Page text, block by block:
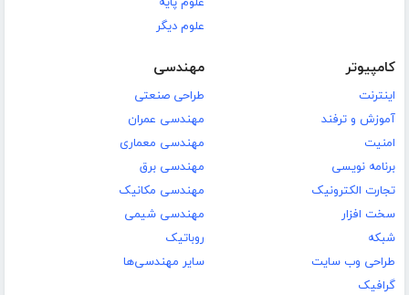
علوم دیگر
کامپیوتر
اینترنت
آموزش و ترفند
امنیت
برنامه نویسی
تجارت الکترونیک
سخت افزار
شبکه
طراحی وب سایت
گرافیک
مهندسی
طراحی صنعتی
مهندسی عمران
مهندسی معماری
مهندسی برق
مهندسی مکانیک
مهندسی شیمی
روباتیک
سایر مهندسی‌ها